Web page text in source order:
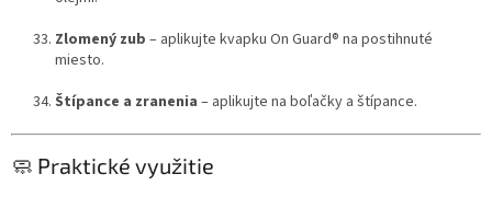
Zlomený zub – aplikujte kvapku On Guard® na postihnuté
miesto.
Štípance a zranenia – aplikujte na boľačky a štípance.
🧼 Praktické využitie